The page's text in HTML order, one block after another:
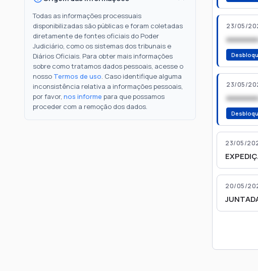
Todas as informações processuais
disponibilizadas são públicas e foram coletadas
diretamente de fontes oficiais do Poder
Judiciário, como os sistemas dos tribunais e
Diários Oficiais. Para obter mais informações
sobre como tratamos dados pessoais, acesse o
nosso Termos de uso. Caso identifique alguma
inconsistência relativa a informações pessoais,
por favor, nos informe para que possamos
proceder com a remoção dos dados.
23/05/
23/05/
23/05/
20/05/